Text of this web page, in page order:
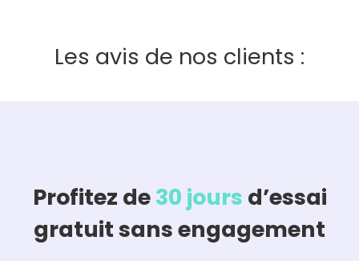
Les avis de nos clients :
Profitez de30 jours d’essai
gratuit sans engagement